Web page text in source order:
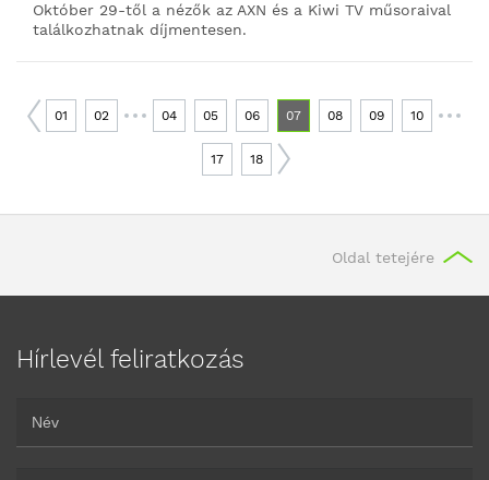
Október 29-től a nézők az AXN és a Kiwi TV műsoraival
találkozhatnak díjmentesen.
01 02 04 05 06 07 08 09 10
17 18
Oldal tetejére
Hírlevél feliratkozás